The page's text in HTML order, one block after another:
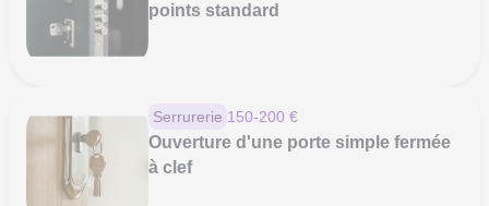
points standard
Serrurerie 150-200 €
Ouverture d'une porte simple fermée
à clef